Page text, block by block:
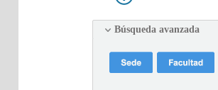
Búsqueda avanzada